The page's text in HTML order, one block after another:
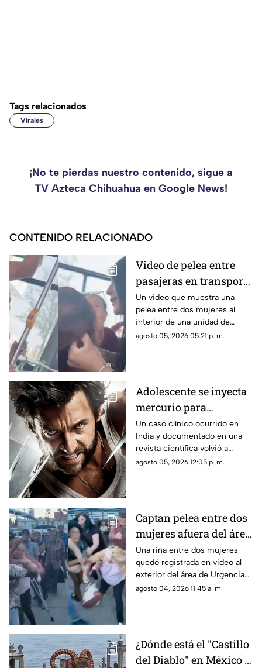
Tags relacionados
Virales
¡No te pierdas nuestro contenido, sigue a
TV Azteca Chihuahua en Google News!
CONTENIDO RELACIONADO
Video de pelea entre
pasajeras en transporte
público se vuelve viral
en redes sociales
Un video que muestra una
pelea entre dos mujeres al
interior de una unidad de
transporte público comenzó a
agosto 05, 2026 05:21 p. m.
Adolescente se inyecta
mercurio para
parecerse a Wolverine
y termina
hospitalizado
Un caso clínico ocurrido en
India y documentado en una
revista científica volvió a
generar interés por los riesgos
agosto 05, 2026 12:05 p. m.
Captan pelea entre dos
mujeres afuera del área
de Urgencias de un
hospital en Chihuahua
| VIDEO
Una riña entre dos mujeres
quedó registrada en video al
exterior del área de Urgencias
de un hospital ubicado en
agosto 04, 2026 11:45 a. m.
¿Dónde está el "Castillo
del Diablo" en México y